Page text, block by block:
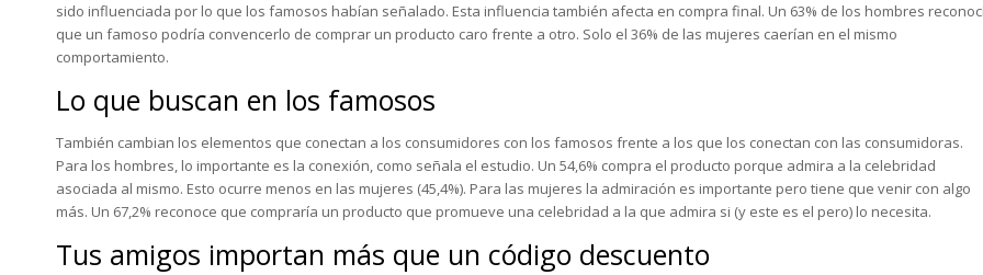
sido influenciada por lo que los famosos habían señalado. Esta influencia también afecta en compra final. Un 63% de los hombres
que un famoso podría convencerlo de comprar un producto caro frente a otro. Solo el 36% de las mujeres caerían en el mismo
comportamiento.
Lo que buscan en los famosos
También cambian los elementos que conectan a los consumidores con los famosos frente a los que los conectan con las consumidoras.
Para los hombres, lo importante es la conexión, como señala el estudio. Un 54,6% compra el producto porque admira a la celebridad
asociada al mismo. Esto ocurre menos en las mujeres (45,4%). Para las mujeres la admiración es importante pero tiene que venir con algo
más. Un 67,2% reconoce que compraría un producto que promueve una celebridad a la que admira si (y este es el pero) lo necesita.
Tus amigos importan más que un código descuento